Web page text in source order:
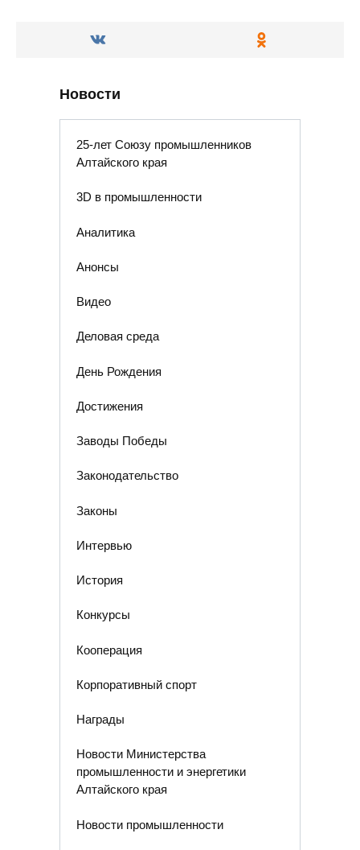
Новости
25-лет Союзу промышленников
Алтайского края
3D в промышленности
Аналитика
Анонсы
Видео
Деловая среда
День Рождения
Достижения
Заводы Победы
Законодательство
Законы
Интервью
История
Конкурсы
Кооперация
Корпоративный спорт
Награды
Новости Министерства
промышленности и энергетики
Алтайского края
Новости промышленности